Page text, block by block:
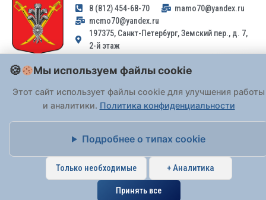
8 (812) 454-68-70
mamo70@yandex.ru
mcmo70@yandex.ru
197375, Санкт-Петербург, Земский пер., д. 7,
2-й этаж
Заявления и обращения граждан и организаций, поступившие на
адрес email, не могут быть рассмотрены на основании
Федерального закона от 02.05.2006 № 59-ФЗ
принимаются только: по почте, черезпортал «Госуслуги» (ЕПГУ)
На Сайте действуетПолитика обработки персональных данных.
Мы используем файлы cookie
Этот сайт использует файлы cookie для улучшения работы
и аналитики. Политика конфиденциальности
Подробнее о типах cookie
Только необходимые + Аналитика
Принять все